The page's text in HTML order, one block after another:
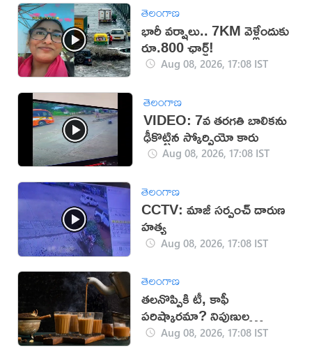
తెలంగాణ
భారీ వర్షాలు.. 7KM వెళ్లేందుకు
రూ.800 ఛార్జ్!
Aug 08, 2026, 17:08 IST
తెలంగాణ
VIDEO: 7వ తరగతి బాలికను
ఢీకొట్టిన స్కోర్పియో కారు
Aug 08, 2026, 17:08 IST
తెలంగాణ
CCTV: మాజీ సర్పంచ్ దారుణ
హత్య
Aug 08, 2026, 17:08 IST
తెలంగాణ
తలనొప్పికి టీ, కాఫీ
పరిష్కారమా? నిపుణుల
సూచనలు ఇవే!
Aug 08, 2026, 17:08 IST